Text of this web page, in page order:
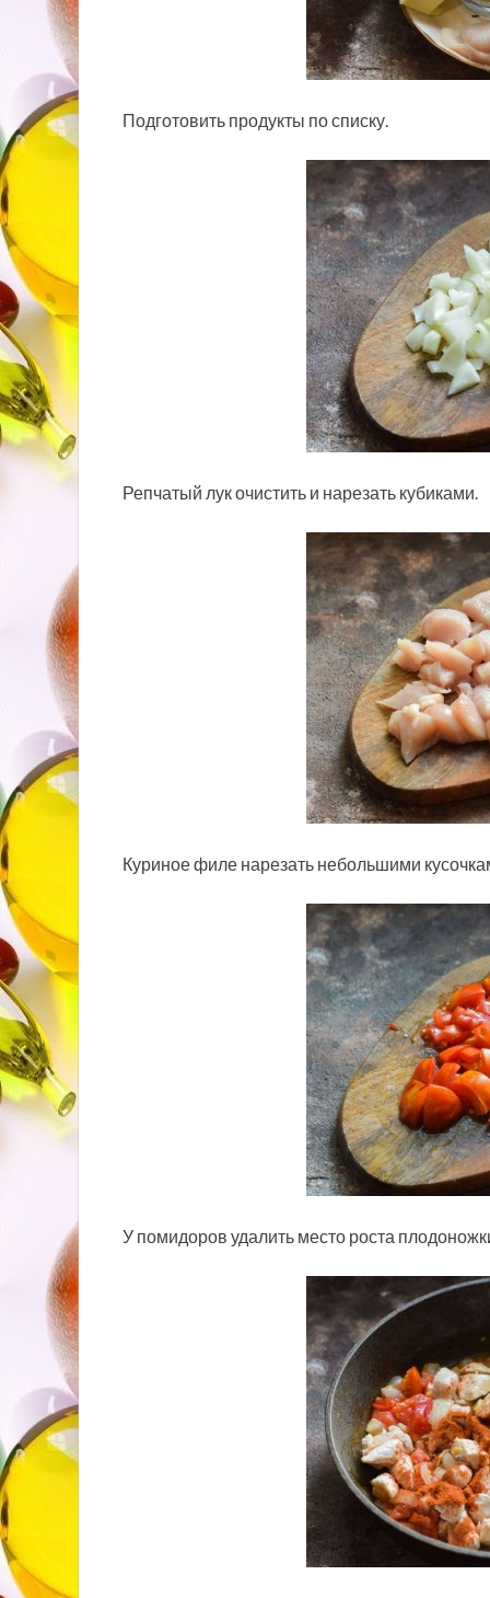
Подготовить продукты по списку.
Репчатый лук очистить и нарезать кубиками.
Куриное филе нарезать небольшими
У помидоров удалить место роста